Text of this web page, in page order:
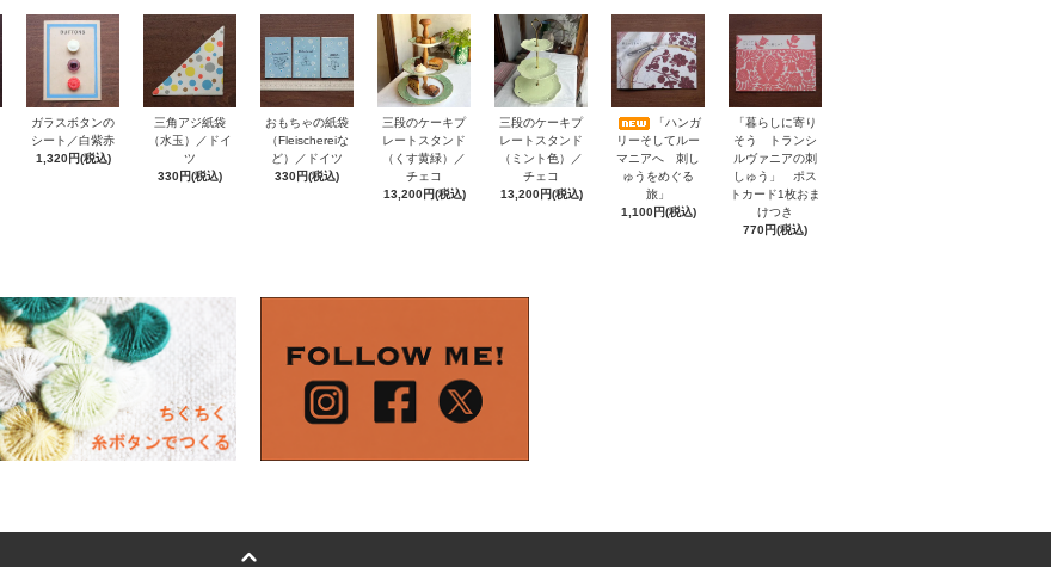
ガラスボタンの
シート／白紫赤
1,320円(税込)
三角アジ紙袋
（水玉）／ドイ
ツ
330円(税込)
おもちゃの紙袋
（Fleischereiな
ど）／ドイツ
330円(税込)
三段のケーキプ
レートスタンド
（くす黄緑）／
チェコ
13,200円(税込)
三段のケーキプ
レートスタンド
（ミント色）／
チェコ
13,200円(税込)
「ハンガ
リーそしてルー
マニアへ 刺し
ゅうをめぐる
旅」
1,100円(税込)
「暮らしに寄り
そう トランシ
ルヴァニアの刺
しゅう」 ポス
トカード1枚おま
けつき
770円(税込)